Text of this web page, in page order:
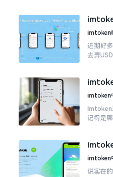
手教你
imtoken
近期好
去弄
到底多
imtoken
Imtoken
记得是
多快要
户告
imtoken
说实在